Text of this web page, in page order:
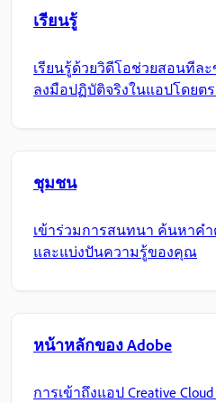
เรียนรู้
เรียนรู้ด้วยวิดีโอช่วยสอนทีล
ลงมือปฏิบัติจริงในแอปโดยตร
ชุมชน
เข้าร่วมการสนทนา ค้นหาค
และแบ่งปันความรู้ของคุณ
หน้าหลักของ Adobe
การเข้าถึงแอป Creative